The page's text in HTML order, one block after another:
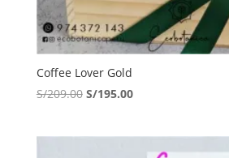
Coffee Lover Gold
S/209.00 El
S/195.00El